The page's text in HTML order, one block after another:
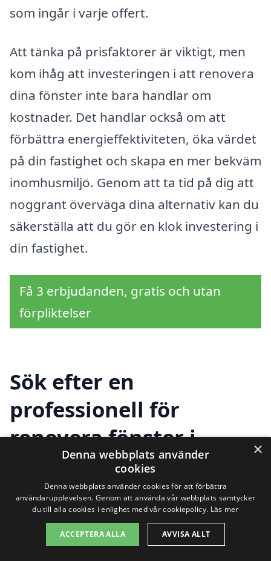
som ingår i varje offert.
Att tänka på prisfaktorer är viktigt, men
kom ihåg att investeringen i att renovera
dina fönster inte bara handlar om
kostnader. Det handlar också om att
förbättra energieffektiviteten, öka värdet
på din fastighet och skapa en mer bekväm
inomhusmiljö. Genom att ta tid på dig att
noggrant överväga dina alternativ kan du
säkerställa att du gör en klok investering i
din fastighet.
Få 3 erbjudanden, gratis och utan
förpliktelser
Sök efter en
professionell för
renovera fönster i
andra städer nära
Hållsta
Att renovera fönster i Hållsta kan
×
Denna webbplats använder
cookies
Denna webbplats använder cookies för att förbättra
användarupplevelsen. Genom att använda vår webbplats samtycker
du till alla cookies i enlighet med vår cookiepolicy. Läs mer
ACCEPTERA ALLA AVVISA ALLT